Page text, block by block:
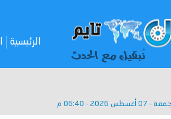
الرئيسية
- 07 أغسطس 2026 - 06:40 م